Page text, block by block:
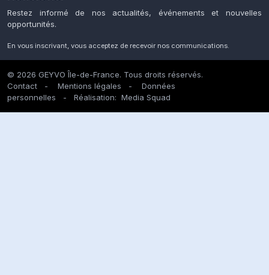
Restez informé de nos actualités, événements et nouvelles
opportunités.
En vous inscrivant, vous acceptez de recevoir nos communications.
© 2026 GEYVO Île-de-France. Tous droits réservés.
Contact - Mentions légales - Données
personnelles - Réalisation: Media Squad